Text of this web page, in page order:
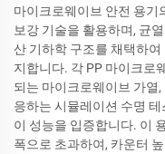
마이크로웨이브 안전 용기
보강 기술을 활용하며, 균
산 기하학 구조를 채택하
지합니다. 각 PP 마이크로
되는 마이크로웨이브 가열
응하는 시뮬레이션 수명
이 성능을 입증합니다. 이
폭으로 초과하여, 카운터